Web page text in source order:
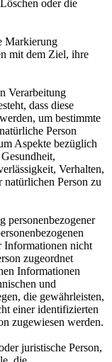
oder die
Markierung
mit dem Ziel, ihre
Verarbeitung
dass diese
um bestimmte
Person
Aspekte bezüglich
Verhalten,
Person zu
personenbezogener
Informationen nicht
zugeordnet
Informationen
und
die gewährleisten,
einer identifizierten
zugewiesen werden.
juristische Person,